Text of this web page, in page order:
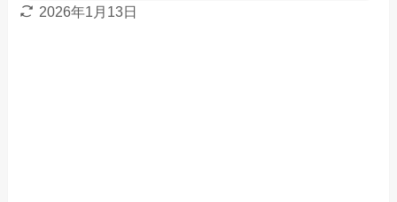
2026年1月13日